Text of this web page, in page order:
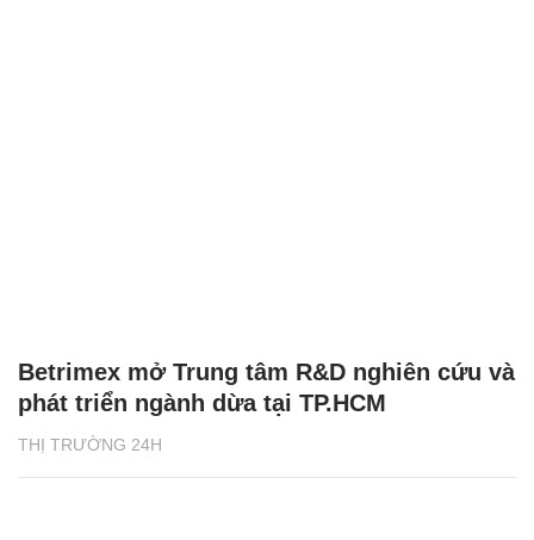
THỊ TRƯỜNG 24H
Betrimex mở Trung tâm R&D nghiên cứu và
phát triển ngành dừa tại TP.HCM